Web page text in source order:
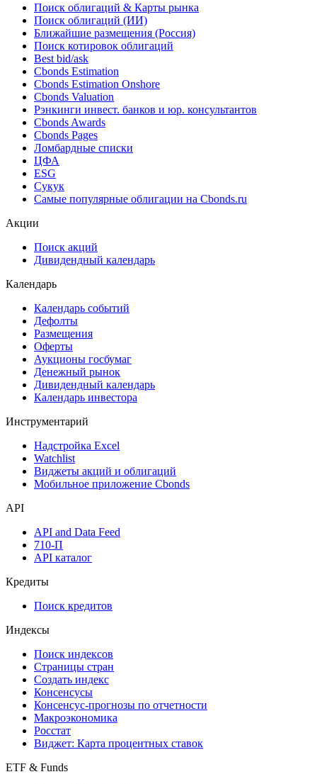
Поиск облигаций & Карты рынка
Поиск облигаций (ИИ)
Ближайшие размещения (Россия)
Поиск котировок облигаций
Best bid/ask
Cbonds Estimation
Cbonds Estimation Onshore
Cbonds Valuation
Рэнкинги инвест. банков и юр. консультантов
Cbonds Awards
Cbonds Pages
Ломбардные списки
ЦФА
ESG
Сукук
Самые популярные облигации на Cbonds.ru
Акции
Поиск акций
Дивидендный календарь
Календарь
Календарь событий
Дефолты
Размещения
Оферты
Аукционы госбумаг
Денежный рынок
Дивидендный календарь
Календарь инвестора
Инструментарий
Надстройка Excel
Watchlist
Виджеты акций и облигаций
Мобильное приложение Cbonds
API
API and Data Feed
710-П
API каталог
Кредиты
Поиск кредитов
Индексы
Поиск индексов
Страницы стран
Создать индекс
Консенсусы
Консенсус-прогнозы по отчетности
Макроэкономика
Росстат
Виджет: Карта процентных ставок
ETF & Funds